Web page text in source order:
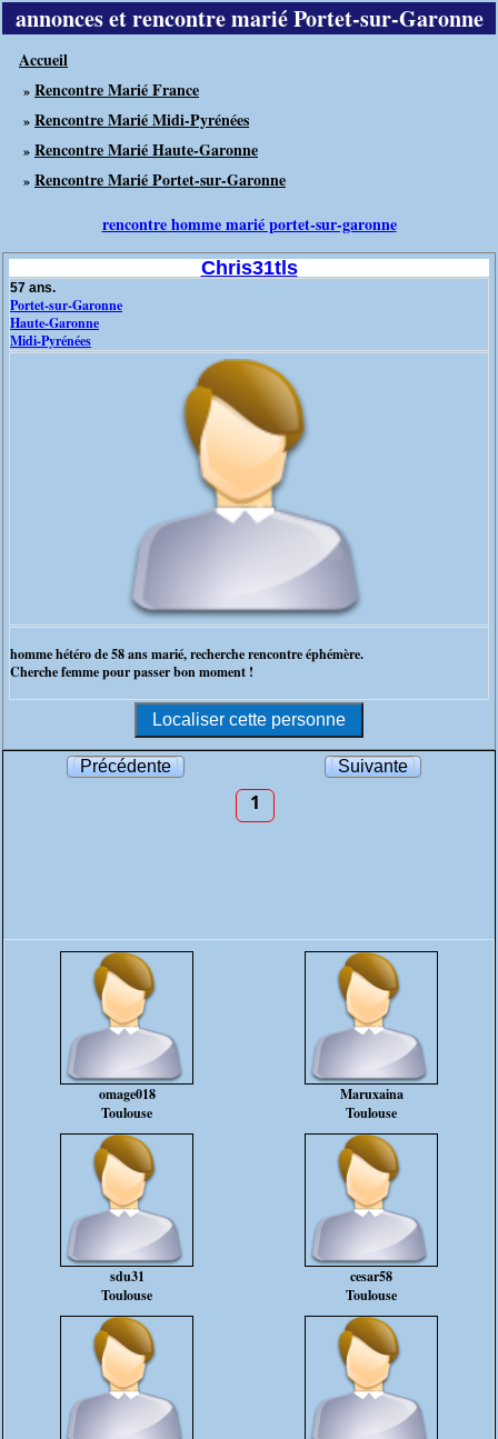
annonces et rencontre marié Portet-sur-Garonne
Accueil
» Rencontre Marié France
» Rencontre Marié Midi-Pyrénées
» Rencontre Marié Haute-Garonne
» Rencontre Marié Portet-sur-Garonne
rencontre homme marié portet-sur-garonne
Chris31tls
57 ans.
Portet-sur-Garonne
Haute-Garonne
Midi-Pyrénées
homme hétéro de 58 ans marié, recherche rencontre éphémère.
Cherche femme pour passer bon moment !
Précédente Suivante
1
omage018
Toulouse
Maruxaina
Toulouse
sdu31
Toulouse
cesar58
Toulouse